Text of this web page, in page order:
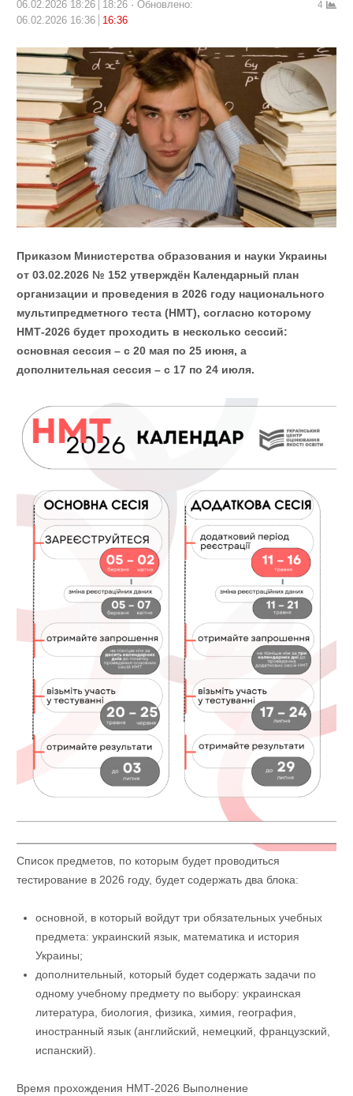
06.02.2026 18:26 18:26
Обновлено:
06.02.2026 16:36
16:36
4
Приказом Министерства образования и науки Украины
от 03.02.2026 № 152 утверждён Календарный план
организации и проведения в 2026 году национального
мультипредметного теста (НМТ), согласно которому
НМТ-2026 будет проходить в несколько сессий:
основная сессия – с 20 мая по 25 июня, а
дополнительная сессия – с 17 по 24 июля.
Список предметов, по которым будет проводиться
тестирование в 2026 году, будет содержать два блока:
основной, в который войдут три обязательных учебных
предмета: украинский язык, математика и история
Украины;
дополнительный, который будет содержать задачи по
одному учебному предмету по выбору: украинская
литература, биология, физика, химия, география,
иностранный язык (английский, немецкий, французский,
испанский).
Время прохождения НМТ-2026 Выполнение